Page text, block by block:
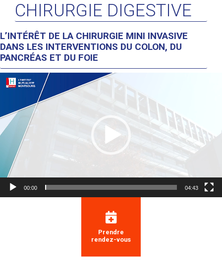
CHIRURGIE DIGESTIVE
L’INTÉRÊT DE LA CHIRURGIE MINI INVASIVE
DANS LES INTERVENTIONS DU COLON, DU
PANCRÉAS ET DU FOIE
Lecteur
vidéo
00:00 04:43
Prendre
rendez-vous